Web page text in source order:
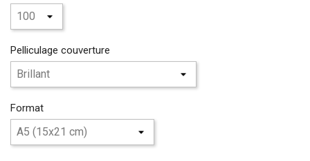
Pelliculage couverture
Format